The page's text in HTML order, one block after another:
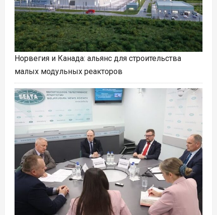
Норвегия и Канада: альянс для строительства
малых модульных реакторов